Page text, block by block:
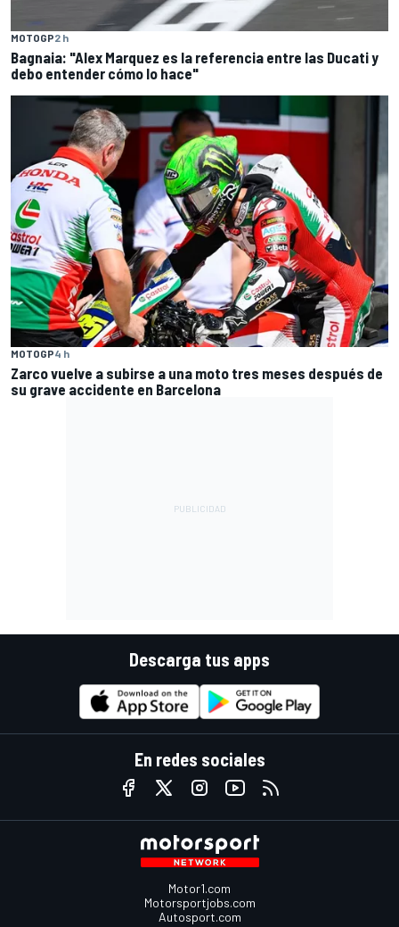
MOTOGP2 h
Bagnaia: "Alex Marquez es la referencia entre las Ducati y
debo entender cómo lo hace"
MOTOGP4 h
Zarco vuelve a subirse a una moto tres meses después de
su grave accidente en Barcelona
Descarga tus apps
En redes sociales
Motor1.com
Motorsportjobs.com
Autosport.com